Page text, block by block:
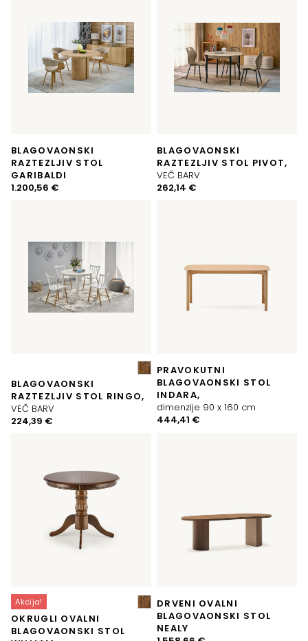
BLAGOVAONSKI
RAZTEZLJIV STOL
GARIBALDI
1.200,56 €
BLAGOVAONSKI
RAZTEZLJIV STOL PIVOT,
VEČ BARV
262,14 €
BLAGOVAONSKI
RAZTEZLJIV STOL RINGO,
VEČ BARV
224,39 €
PRAVOKUTNI
BLAGOVAONSKI STOL
INDARA,
dimenzije 90 x 160 cm
444,41 €
Akcija!
OKRUGLI OVALNI
BLAGOVAONSKI STOL
DRVENI OVALNI
BLAGOVAONSKI STOL
NEALY